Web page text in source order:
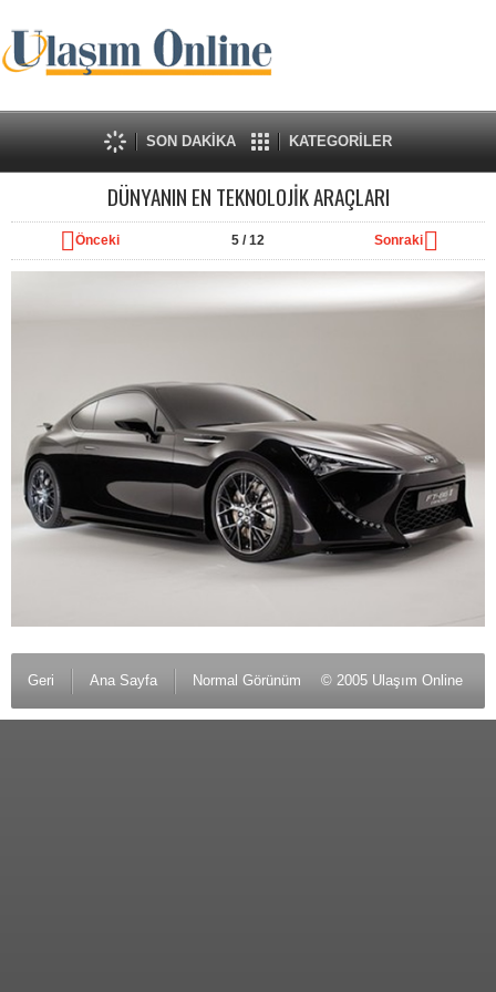
SON DAKİKA KATEGORİLER
DÜNYANIN EN TEKNOLOJİK ARAÇLARI
Önceki 5/ 12 Sonraki
Geri Ana Sayfa Normal Görünüm © 2005 Ulaşım Online